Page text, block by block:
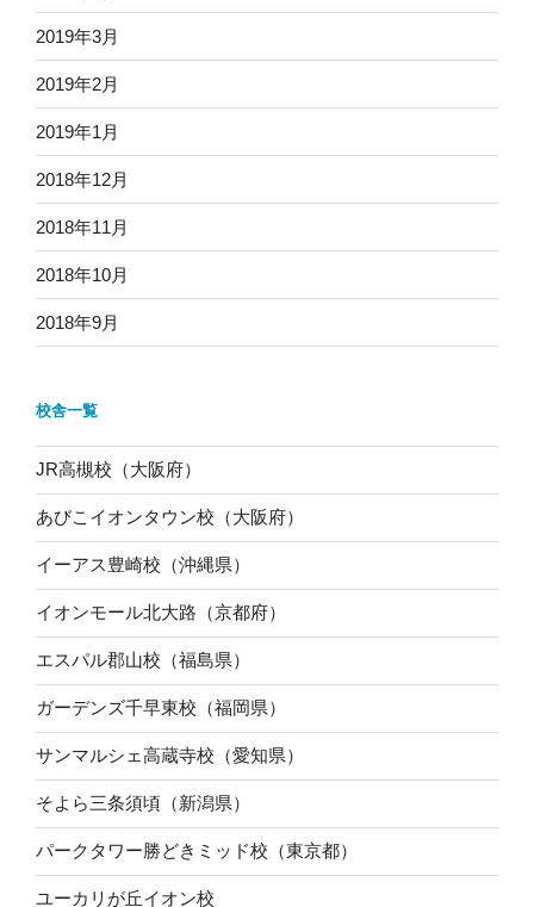
2019年3月
2019年2月
2019年1月
2018年12月
2018年11月
2018年10月
2018年9月
校舎一覧
JR高槻校（大阪府）
あびこイオンタウン校（大阪府）
イーアス豊崎校（沖縄県）
イオンモール北大路（京都府）
エスパル郡山校（福島県）
ガーデンズ千早東校（福岡県）
サンマルシェ高蔵寺校（愛知県）
そよら三条須頃（新潟県）
パークタワー勝どきミッド校（東京都）
ユーカリが丘イオン校